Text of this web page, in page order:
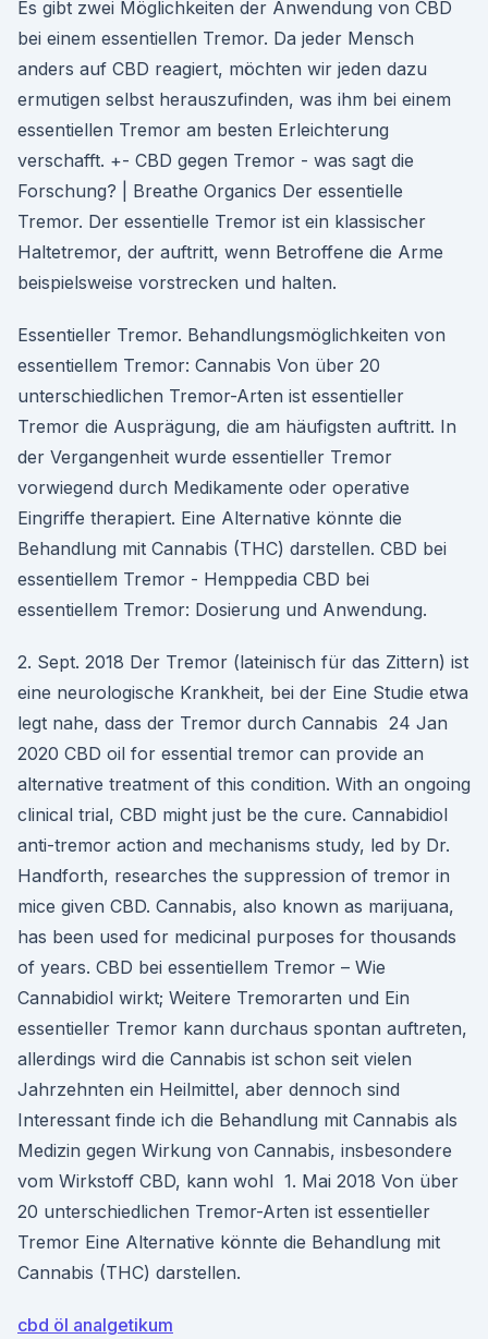
Es gibt zwei Möglichkeiten der Anwendung von CBD
bei einem essentiellen Tremor. Da jeder Mensch
anders auf CBD reagiert, möchten wir jeden dazu
ermutigen selbst herauszufinden, was ihm bei einem
essentiellen Tremor am besten Erleichterung
verschafft. +- CBD gegen Tremor - was sagt die
Forschung? | Breathe Organics Der essentielle
Tremor. Der essentielle Tremor ist ein klassischer
Haltetremor, der auftritt, wenn Betroffene die Arme
beispielsweise vorstrecken und halten.
Essentieller Tremor. Behandlungsmöglichkeiten von
essentiellem Tremor: Cannabis Von über 20
unterschiedlichen Tremor-Arten ist essentieller
Tremor die Ausprägung, die am häufigsten auftritt. In
der Vergangenheit wurde essentieller Tremor
vorwiegend durch Medikamente oder operative
Eingriffe therapiert. Eine Alternative könnte die
Behandlung mit Cannabis (THC) darstellen. CBD bei
essentiellem Tremor - Hemppedia CBD bei
essentiellem Tremor: Dosierung und Anwendung.
2. Sept. 2018 Der Tremor (lateinisch für das Zittern) ist
eine neurologische Krankheit, bei der Eine Studie etwa
legt nahe, dass der Tremor durch Cannabis 24 Jan
2020 CBD oil for essential tremor can provide an
alternative treatment of this condition. With an ongoing
clinical trial, CBD might just be the cure. Cannabidiol
anti-tremor action and mechanisms study, led by Dr.
Handforth, researches the suppression of tremor in
mice given CBD. Cannabis, also known as marijuana,
has been used for medicinal purposes for thousands
of years. CBD bei essentiellem Tremor – Wie
Cannabidiol wirkt; Weitere Tremorarten und Ein
essentieller Tremor kann durchaus spontan auftreten,
allerdings wird die Cannabis ist schon seit vielen
Jahrzehnten ein Heilmittel, aber dennoch sind
Interessant finde ich die Behandlung mit Cannabis als
Medizin gegen Wirkung von Cannabis, insbesondere
vom Wirkstoff CBD, kann wohl 1. Mai 2018 Von über
20 unterschiedlichen Tremor-Arten ist essentieller
Tremor Eine Alternative könnte die Behandlung mit
Cannabis (THC) darstellen.
cbd öl analgetikum